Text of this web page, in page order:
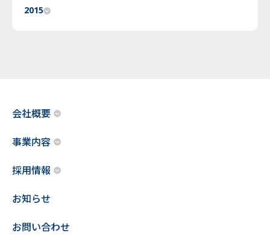
2015
会社概要
事業内容
採用情報
お知らせ
お問い合わせ